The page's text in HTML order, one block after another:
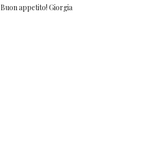
Buon appetito! Giorgia